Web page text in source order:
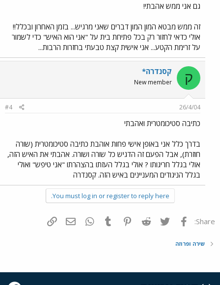
גם אני ממש אהבתי!
זה ממש מבטא המון המון דברים שאני מרגיש... בזמן האחרון ובכלל!!
אולי כדאי לחזור רק בכל פתיחת בית על "אני הוא האיש" כדי לשמור
על זרימת הקטע... אני אישית קצת טבעתי בחזרות הרבות...
ק קסנדרה*
New member
26/4/04
#4
כתיבה סטיכומטרית ואהבתי
בדרך כלל אני באופן אישי פחות אוהבת כתיבה סטיכומטרית (שורה
חוזרת), אבל הפעם זה הדגיש כל שורה ושורה. אהבתי את האיש הזה,
אולי בגלל חריגותו ? אולי בגלל העזתו בהצהרתו "אני טיפש" ואולי
בגלל הניגודים המעניינים באיש הזה. קסנדרה
You must log in or register to reply here.
Share: פייסבוק Twitter
Reddit
Pinterest
Tumblr
WhatsAppדואר אלקטרוני
שירה ופרוזה